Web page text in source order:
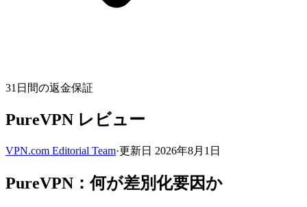
31日間の返金保証
PureVPN レビュー
VPN.com Editorial Team·更新日 2026年8月1日
PureVPN：何が差別化要因か